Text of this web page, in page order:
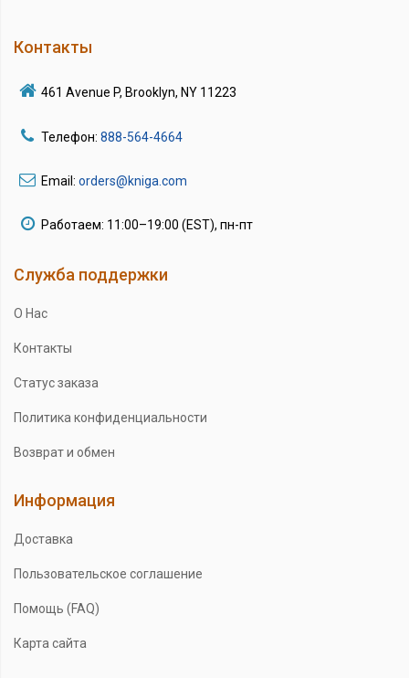
Контакты
461 Avenue P, Brooklyn, NY 11223
Телефон: 888-564-4664
Email: orders@kniga.com
Работаем: 11:00–19:00 (EST), пн-пт
Служба поддержки
О Нас
Контакты
Статус заказа
Политика конфиденциальности
Возврат и обмен
Информация
Доставка
Пользовательское соглашение
Помощь (FAQ)
Карта сайта